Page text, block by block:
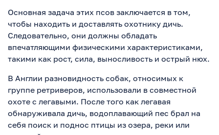
Основная задача этих псов заключается в том,
чтобы находить и доставлять охотнику дичь.
Следовательно, они должны обладать
впечатляющими физическими характеристиками,
такими как рост, сила, выносливость и острый нюх.
В Англии разновидность собак, относимых к
группе ретриверов, использовали в совместной
охоте с легавыми. После того как легавая
обнаруживала дичь, водоплавающий пес брал на
себя поиск и поднос птицы из озера, реки или